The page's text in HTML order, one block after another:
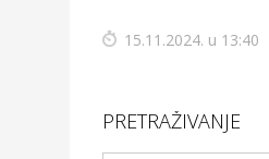
15.11.2024. u 13:40
PRETRAŽIVANJE